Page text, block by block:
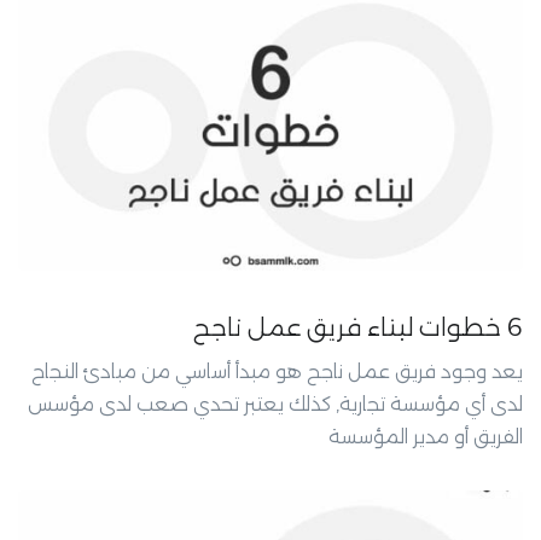
6 خطوات لبناء فريق عمل ناجح
يعد وجود فريق عمل ناجح هو مبدأ أساسي من مبادئ النجاح
لدى أي مؤسسة تجارية, كذلك يعتبر تحدي صعب لدى مؤسس
الفريق أو مدير المؤسسة